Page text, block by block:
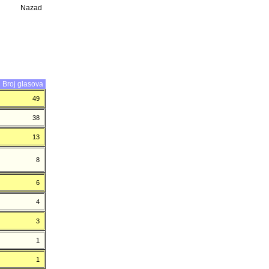
Nazad
Broj glasova
49
38
13
8
6
4
3
1
1